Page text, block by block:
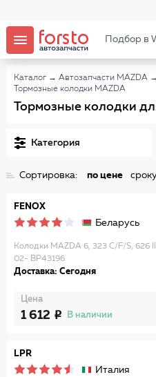
Подбор в
Каталог → Автозапчасти MAZDA →
Тормозные колодки MAZDA
Тормозные колодки
Категория
Сортировка: по цене
FENOX
Беларусь
Колодки MAZDA 6, 323 C/F/S, 626
02- BP43196
Доставка: Сегодня
Цена
1 612 В наличии
LPR
Италия